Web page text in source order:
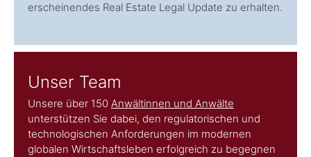
erscheinendes Real Estate Legal Update zu erhalten.
Unser Team
Unsere über 150 Anwältinnen und Anwälte
unterstützen Sie dabei, den regulatorischen und
technologischen Anforderungen im modernen
globalen Wirtschaftsleben erfolgreich zu begegnen